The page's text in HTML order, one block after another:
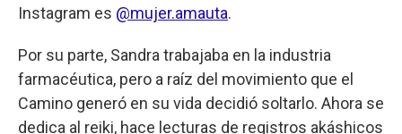
Instagram es @mujer.amauta.
Por su parte, Sandra trabajaba en la industria
farmacéutica, pero a raíz del movimiento que el
Camino generó en su vida decidió soltarlo. Ahora se
dedica al reiki, hace lecturas de registros akáshicos